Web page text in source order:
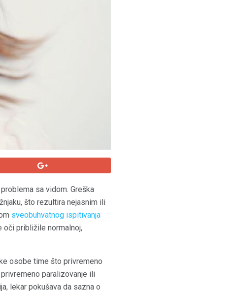
sa vidom. Greška
što rezultira nejasnim ili
sveobuhvatnog ispitivanja
oči približile normalnoj,
osobe time što privremeno
paralizovanje ili
lekar pokušava da sazna o